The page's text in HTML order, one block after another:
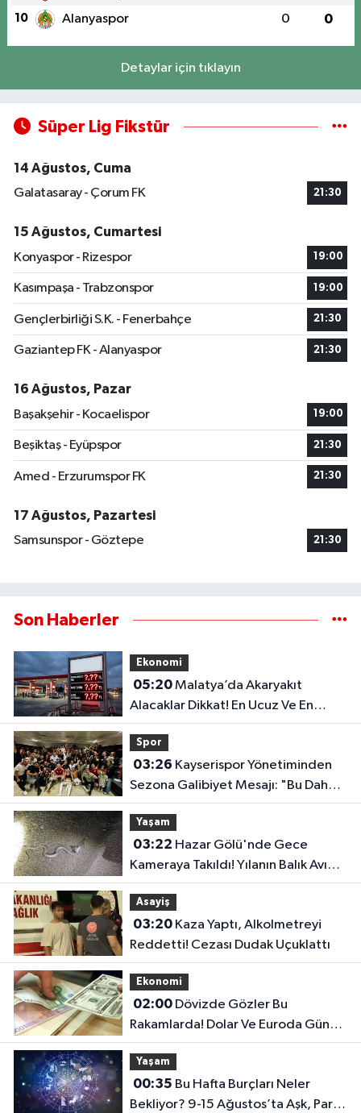
10 Alanyaspor 0 0
Detaylar için tıklayın
Süper Lig Fikstür
14 Ağustos, Cuma
Galatasaray - Çorum FK
21:30
15 Ağustos, Cumartesi
Konyaspor - Rizespor
19:00
Kasımpaşa - Trabzonspor 19:00
Gençlerbirliği S.K. - Fenerbahçe 21:30
Gaziantep FK - Alanyaspor 21:30
16 Ağustos, Pazar
Başakşehir - Kocaelispor
19:00
Beşiktaş - Eyüpspor 21:30
Amed - Erzurumspor FK 21:30
17 Ağustos, Pazartesi
Samsunspor - Göztepe
21:30
Son Haberler
Ekonomi
05:20Malatya’da Akaryakıt
Alacaklar Dikkat! En Ucuz Ve En
Pahalı İlçe Belli Oldu
Spor
03:26
Sezona Galibiyet Mesajı: "Bu Daha
Başlangıç"
Yaşam
03:22
Kameraya Takıldı! Yılanın Balık Avı
Şaşırttı
Asayiş
03:20Kaza Yaptı, Alkolmetreyi
Reddetti! Cezası Dudak Uçuklattı
Ekonomi
02:00Dövizde Gözler Bu
Rakamlarda! Dolar Ve Euroda Günün
Fiyatları Belli Oldu
Yaşam
00:35
Bekliyor? 9-15 Ağustos’ta Aşk, Para